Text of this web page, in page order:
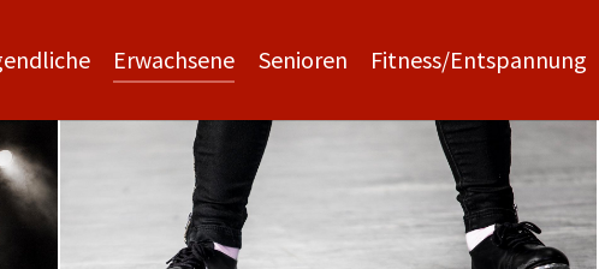
Erwachsene Senioren Fitness/Entspannung